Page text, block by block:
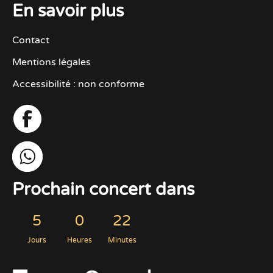
b
e
s
En savoir plus
Contact
Mentions légales
Accessibilité : non conforme
Prochain concert dans
5
Jours
0
Heures
22
Minutes